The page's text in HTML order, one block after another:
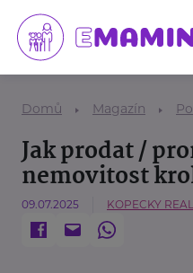
Domů Magazín
Jak prodat /
nemovitost
09.07.2025 KOPECKY